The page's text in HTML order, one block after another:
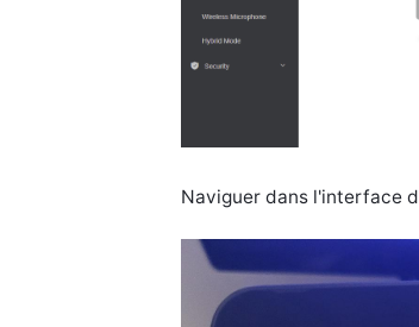
Naviguer dans l'interface